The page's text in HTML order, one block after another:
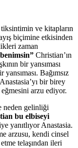
ve kitapların
biçimine etkisinden
zaman
Christian’ın
bir yansıması
Bağımsız
bir birey
arzu ediyor.
neden gelinliği
bu elbiseyi
yanıtlıyor Anastasia.
arzusu, kendi cinsel
telaşından ileri